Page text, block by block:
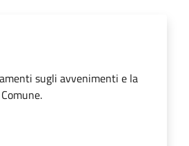
sugli avvenimenti e la